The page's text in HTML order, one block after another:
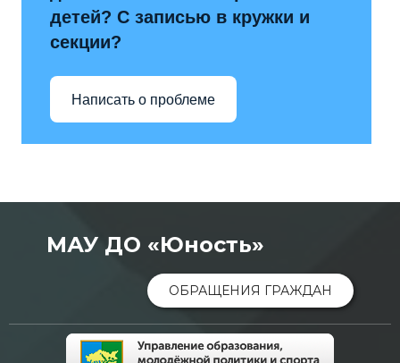
детей? С записью в кружки и
секции?
Написать о проблеме
МАУ ДО «Юность»
ОБРАЩЕНИЯ ГРАЖДАН